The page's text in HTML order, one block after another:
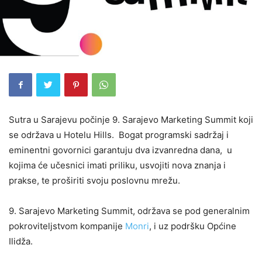
Sutra u Sarajevu počinje 9. Sarajevo Marketing Summit koji
se održava u Hotelu Hills. Bogat programski sadržaj i
eminentni govornici garantuju dva izvanredna dana, u
kojima će učesnici imati priliku, usvojiti nova znanja i
prakse, te proširiti svoju poslovnu mrežu.
9. Sarajevo Marketing Summit, održava se pod generalnim
pokroviteljstvom kompanije Monri, i uz podršku Općine
Ilidža.